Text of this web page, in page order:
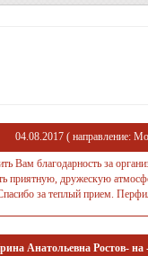
04.08.2017 ( направление:
Вам благодарность за
приятную, дружескую
за теплый прием.
Анатольевна Ростов- на